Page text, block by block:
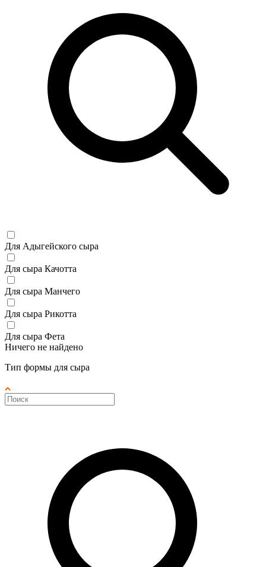
Для Адыгейского сыра
Для сыра Качотта
Для сыра Манчего
Для сыра Рикотта
Для сыра Фета
Ничего не найдено
Тип формы для сыра